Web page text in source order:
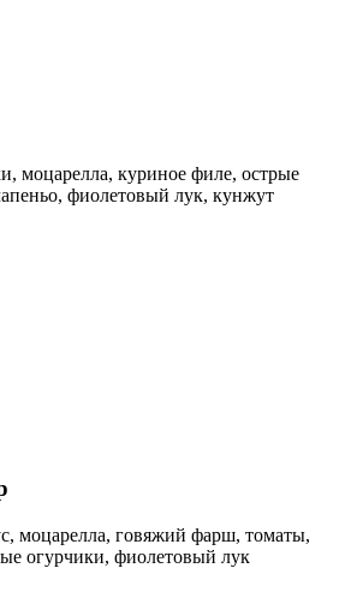
моцарелла, куриное филе, острые
фиолетовый лук, кунжут
моцарелла, говяжий фарш, томаты,
огурчики, фиолетовый лук